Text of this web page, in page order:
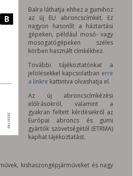
B
Balra láthatja ehhez a gumihoz
az új EU abroncscímkét. Ez
nagyon hasonlít a háztartási
gépeken, például mosó- vagy
mosogatógépeken széles
körben használt címkékhez.
További tájékoztatónkat a
jelölésekkel kapcsolatban erre
a linkre kattintva olvashatja el.
Az új abroncscímkézési
előírásokról, valamint a
gyakran feltett kérdésekről az
Európai abroncs és gumi
gyártók szövetségétől (ETRMA)
kaphat tájékoztatást.
kishaszongépjárműveket és nagy